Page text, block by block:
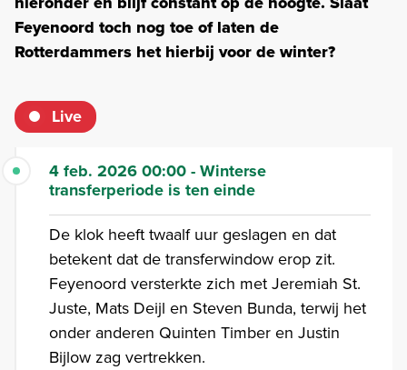
Feyenoord toch nog toe of laten de
Rotterdammers het hierbij voor de winter?
Live
4 feb. 2026 00:00 - Winterse
transferperiode is ten einde
De klok heeft twaalf uur geslagen en dat
betekent dat de transferwindow erop zit.
Feyenoord versterkte zich met Jeremiah St.
Juste, Mats Deijl en Steven Bunda, terwij het
onder anderen Quinten Timber en Justin
Bijlow zag vertrekken.